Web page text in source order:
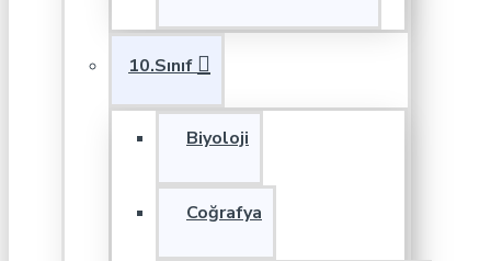
10.Sınıf
Biyoloji
Coğrafya